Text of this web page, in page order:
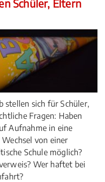
Schüler, Eltern
stellen sich für Schüler,
Fragen: Haben
Aufnahme in eine
von einer
Schule möglich?
Wer haftet bei